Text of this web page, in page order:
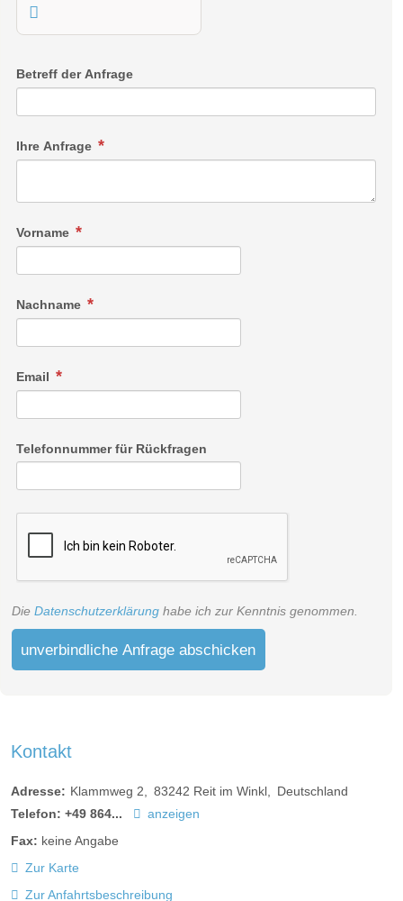
Betreff der Anfrage
Ihre Anfrage
Vorname
Nachname
Email
Telefonnummer für Rückfragen
Die Datenschutzerklärung habe ich zur Kenntnis genommen.
unverbindliche Anfrage abschicken
Kontakt
Adresse: Klammweg 2 83242 Reit im Winkl
Deutschland
Telefon: +49 864...
anzeigen
Fax: keine Angabe
Zur Karte
Zur Anfahrtsbeschreibung